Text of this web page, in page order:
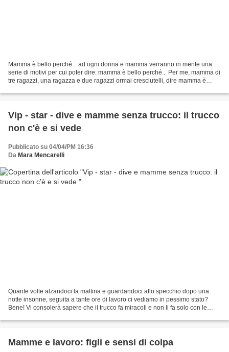
Mamma è bello perché... ad ogni donna e mamma verranno in mente una
serie di motivi per cui poter dire: mamma è bello perché... Per me, mamma di
tre ragazzi, una ragazza e due ragazzi ormai cresciutelli, dire mamma è
Vip - star - dive e mamme senza trucco: il trucco
non c'è e si vede
Pubblicato su 04/04/PM 16:36
Da Mara Mencarelli
Quante volte alzandoci la mattina e guardandoci allo specchio dopo una
notte insonne, seguita a tante ore di lavoro ci vediamo in pessimo stato?
Bene! Vi consolerà sapere che il trucco fa miracoli e non li fa solo con le
Mamme e lavoro: figli e sensi di colpa